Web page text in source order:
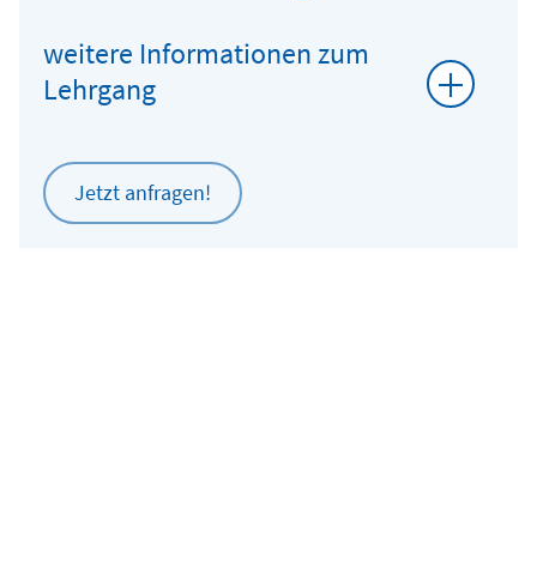
weitere Informationen zum
Lehrgang
Jetzt anfragen!